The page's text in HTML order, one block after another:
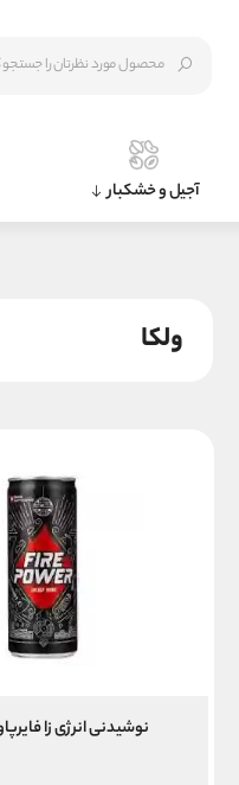
آجیل و خشکبار
ولکا
نوشیدنی انرژی زا